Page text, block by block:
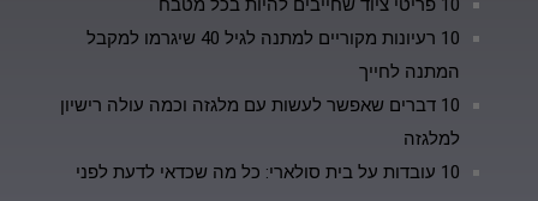
10 פריטי ציוד שחייבים להיות בכל מטבח
10 רעיונות מקוריים למתנה לגיל 40 שיגרמו למקבל
המתנה לחייך
10 דברים שאפשר לעשות עם מלגזה וכמה עולה רישיון
למלגזה
10 עובדות על בית סולארי: כל מה שכדאי לדעת לפני